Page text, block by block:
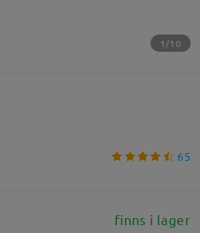
1/10
65
finns i lager